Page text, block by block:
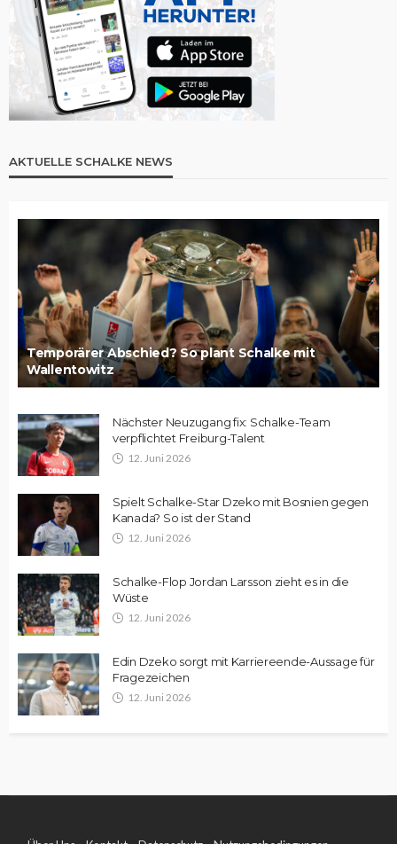
AKTUELLE SCHALKE NEWS
Temporärer Abschied? So plant Schalke mit
Wallentowitz
Nächster Neuzugang fix: Schalke-Team
verpflichtet Freiburg-Talent
12. Juni 2026
Spielt Schalke-Star Dzeko mit Bosnien gegen
Kanada? So ist der Stand
12. Juni 2026
Schalke-Flop Jordan Larsson zieht es in die
Wüste
12. Juni 2026
Edin Dzeko sorgt mit Karriereende-Aussage für
Fragezeichen
12. Juni 2026